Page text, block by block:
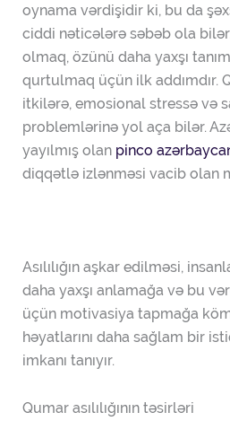
oynama vərdişidir ki, bu da
ciddi nəticələrə səbəb ola bilər.
olmaq, özünü daha yaxşı
qurtulmaq üçün ilk addımdır.
itkilərə, emosional stressə və
problemlərinə yol aça bilər.
yayılmış olan pinco
diqqətlə izlənməsi vacib olan
Asılılığın aşkar edilməsi,
daha yaxşı anlamağa və bu
üçün motivasiya tapmağa
həyatlarını daha sağlam bir
imkanı tanıyır.
Qumar asılılığının təsirləri